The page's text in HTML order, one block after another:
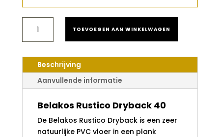
RUSTICO
DRYBACK
AANTAL
TOEVOEGEN AAN WINKELWAGEN
Beschrijving
Aanvullende informatie
Belakos Rustico Dryback 40
De Belakos Rustico Dryback is een zeer
natuurlijke PVC vloer in een plank